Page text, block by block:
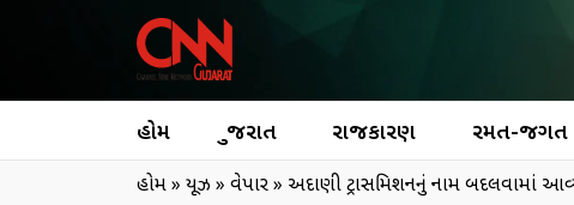
હોમ ગુજરાત રાજકારણ રમત-જગત
હોમ» ન્યૂઝ » વેપાર» અદાણી ટ્રાન્સમિશનનું નામ બદલવામાં